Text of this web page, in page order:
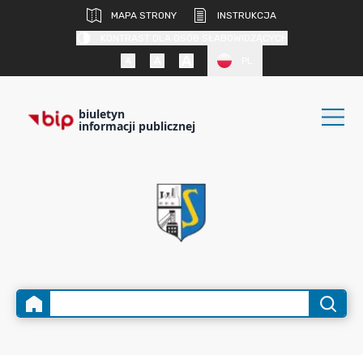
MAPA STRONY
INSTRUKCJA
biuletyn
informacji publicznej